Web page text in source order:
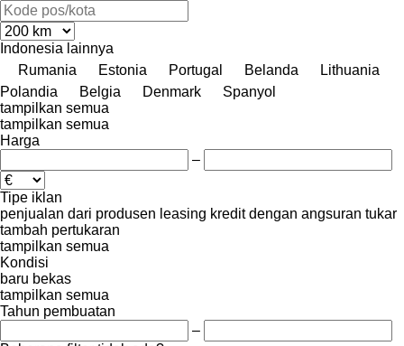
Indonesia lainnya
Rumania
Estonia Portugal Belanda
Lithuania
Polandia
Belgia Denmark
Spanyol
tampilkan semua
tampilkan semua
Harga
–
Tipe iklan
penjualan dari produsen leasing kredit dengan angsuran tukar
tambah pertukaran
tampilkan semua
Kondisi
baru bekas
tampilkan semua
Tahun pembuatan
–